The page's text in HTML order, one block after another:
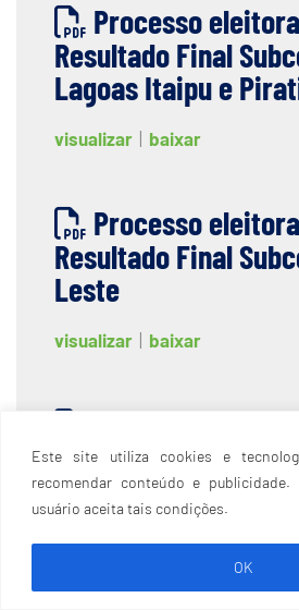
Este site utiliza cookies e
recomendar conteúdo e
usuário aceita tais condições.
OK
Processo
Resultado Final
Lagoas Itaipu e
visualizar baixar
Processo
Resultado Final
Leste
visualizar baixar
Processo
Resultado Final
Oeste
visualizar|baixar